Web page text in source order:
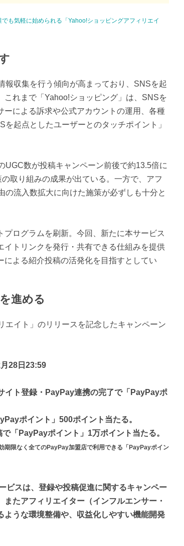
も気軽に始められる「Yahoo!ショッピングアフィリエイ
報収集を行う傾向が高まっており、SNSを起
これまで「Yahoo!ショッピング」は、SNSを
による訴求や公式アカウントの運用、各種
起点としたユーザーとのタッチポイント」
UGC数が投稿キャンペーン前後で約13.5倍に
取り組みの成果が出ている。一方で、アフ
の流入数拡大に向けた施策が必ずしも十分と
ログラムを刷新。今回、新たに本サービス
トリンクを発行・共有できる仕組みを提供
による紹介投稿の活発化を目指すとしてい
進める
エイト」のリリースを記念したキャンペーン
28日23:59
ト登録・PayPay連携の完了で「PayPayポ
ポイント」500ポイント当たる。
「PayPayポイント」1万ポイント当たる。
限なく全てのPayPay加盟店で利用できる「PayPayポイン
ービスは、登録や投稿促進に関するキャンペー
たアフィリエイター（インフルエンサー・
うな環境整備や、収益化しやすい機能開発